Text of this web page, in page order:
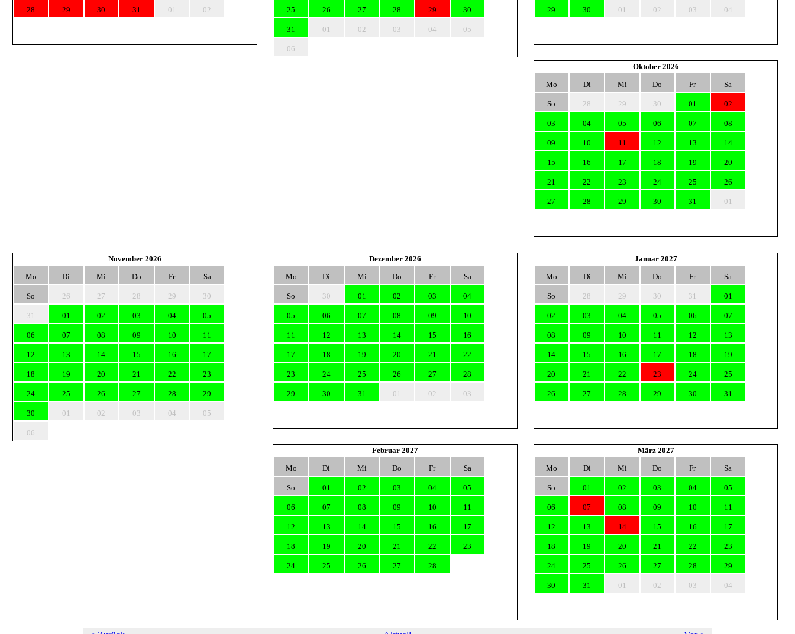
28 29 30 31 01 02 25 26 27 28 29 30
31 01 02 03 04 05
06
29 30 01 02 03 04
Oktober 2026
Mo
Di Mi Do Fr Sa
So 28 29 30 01 02
03 04 05 06 07 08
09 10 11 12 13 14
15 16 17 18 19 20
21 22 23 24 25 26
27 28 29 30 31 01
November 2026
Mo
Di Mi Do Fr Sa
So 26 27 28 29 30
31 01 02 03 04 05
06 07 08 09 10 11
12 13 14 15 16 17
18 19 20 21 22 23
24 25 26 27 28 29
30 01 02 03 04 05
06
Dezember 2026
Mo
Di Mi Do Fr Sa
So 30 01 02 03 04
05 06 07 08 09 10
11 12 13 14 15 16
17 18 19 20 21 22
23 24 25 26 27 28
29 30 31 01 02 03
Januar 2027
Mo
Di Mi Do Fr Sa
So 28 29 30 31 01
02 03 04 05 06 07
08 09 10 11 12 13
14 15 16 17 18 19
20 21 22 23 24 25
26 27 28 29 30 31
Februar 2027
Mo
Di Mi Do Fr Sa
So 01 02 03 04 05
06 07 08 09 10 11
12 13 14 15 16 17
18 19 20 21 22 23
24 25 26 27 28
März 2027
Mo
Di Mi Do Fr Sa
So 01 02 03 04 05
06 07 08 09 10 11
12 13 14 15 16 17
18 19 20 21 22 23
24 25 26 27 28 29
30 31 01 02 03 04